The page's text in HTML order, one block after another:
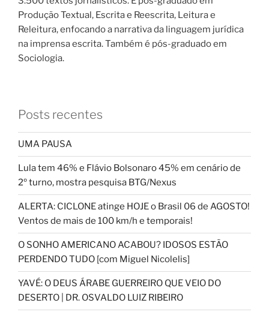
Produção Textual, Escrita e Reescrita, Leitura e
Releitura, enfocando a narrativa da linguagem jurídica
na imprensa escrita. Também é pós-graduado em
Sociologia.
Posts recentes
UMA PAUSA
Lula tem 46% e Flávio Bolsonaro 45% em cenário de
2º turno, mostra pesquisa BTG/Nexus
ALERTA: CICLONE atinge HOJE o Brasil 06 de AGOSTO!
Ventos de mais de 100 km/h e temporais!
O SONHO AMERICANO ACABOU? IDOSOS ESTÃO
PERDENDO TUDO [com Miguel Nicolelis]
YAVÉ: O DEUS ÁRABE GUERREIRO QUE VEIO DO
DESERTO | DR. OSVALDO LUIZ RIBEIRO